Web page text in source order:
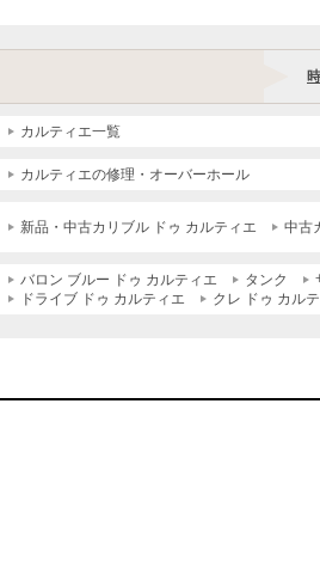
カルティエ一覧
カルティエの修理・オーバーホール
新品・中古カリブル ドゥ カルティエ 中古
バロン ブルー ドゥ カルティエ タンク
ドライブ ドゥ カルティエ
クレ ドゥ カル